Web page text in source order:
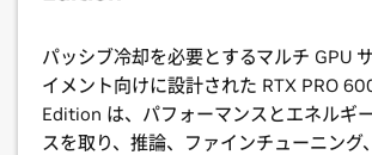
パッシブ冷却を必要とするマルチ GPU
イメント向けに設計された RTX PRO
Edition は、パフォーマンスとエネルギ
スを取り、推論、ファインチューニング